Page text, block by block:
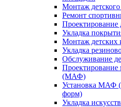
Монтаж
Ремонт
Проектирование
Укладка
Монтаж детских
Укладка
Обслуживание
(МАФ)
Установка МАФ
форм)
Укладка